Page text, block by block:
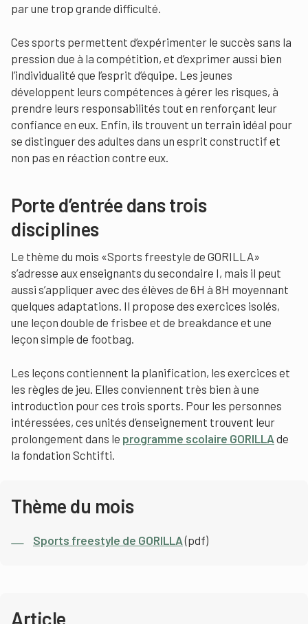
par une trop grande difficulté.
Ces sports permettent d’expérimenter le succès sans la
pression due à la compétition, et d’exprimer aussi bien
l’individualité que l’esprit d’équipe. Les jeunes
développent leurs compétences à gérer les risques, à
prendre leurs responsabilités tout en renforçant leur
confiance en eux. Enfin, ils trouvent un terrain idéal pour
se distinguer des adultes dans un esprit constructif et
non pas en réaction contre eux.
Porte d’entrée dans trois
disciplines
Le thème du mois «Sports freestyle de GORILLA»
s’adresse aux enseignants du secondaire I, mais il peut
aussi s’appliquer avec des élèves de 6H à 8H moyennant
quelques adaptations. Il propose des exercices isolés,
une leçon double de frisbee et de breakdance et une
leçon simple de footbag.
Les leçons contiennent la planification, les exercices et
les règles de jeu. Elles conviennent très bien à une
introduction pour ces trois sports. Pour les personnes
intéressées, ces unités d’enseignement trouvent leur
prolongement dans le programme scolaire GORILLA de
la fondation Schtifti.
Thème du mois
Sports freestyle de GORILLA(pdf)
Article